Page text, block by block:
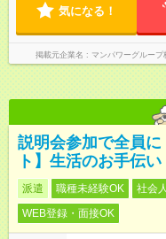
気になる！
掲載元企業名 マンパワーグルー
説明会参加で全員
ト】生活のお手伝い
派遣 職種未経験OK 社会
WEB登録・面接OK